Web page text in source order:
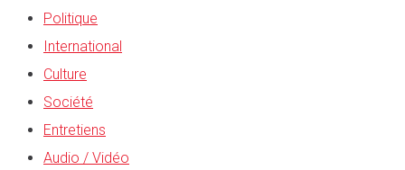
Politique
International
Culture
Société
Entretiens
Audio / Vidéo